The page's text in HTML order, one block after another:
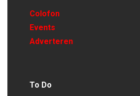
Colofon
Events
Adverteren
To Do